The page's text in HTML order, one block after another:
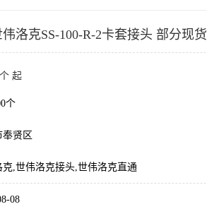
伟洛克SS-100-R-2卡套接头 部分现货
起
个
奉贤区
克,世伟洛克接头,世伟洛克直通
08